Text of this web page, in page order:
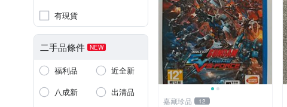
有現貨
二手品條件 NEW
福利品
近全新
八成新
出清品
嘉藏珍品 12